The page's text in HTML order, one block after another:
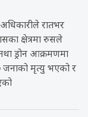
रातभर
क्षेत्रमा रुसले
ड्रोन आक्रमणमा
जनाको मृत्यु भएको र